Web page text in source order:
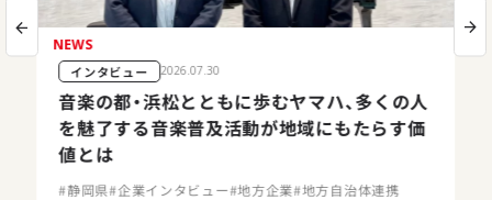
NEWS
インタビュー 2026.07.30
音楽の都・浜松とともに歩むヤマハ、多くの人
を魅了する音楽普及活動が地域にもたらす価
値とは
#静岡県#企業インタビュー#地方企業#地方自治体連携